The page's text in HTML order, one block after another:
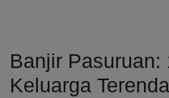
Banjir Pasuruan:
Keluarga